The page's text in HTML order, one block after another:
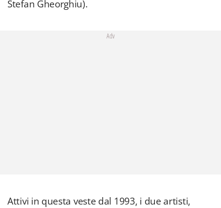
Stefan Gheorghiu).
Adv
Attivi in questa veste dal 1993, i due artisti,